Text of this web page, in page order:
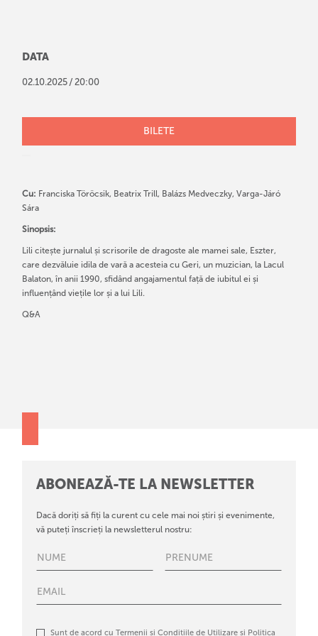
DATA
02.10.2025 / 20:00
BILETE
Cu: Franciska Töröcsik, Beatrix Trill, Balázs Medveczky, Varga-Járó
Sára
Sinopsis:
Lili citește jurnalul și scrisorile de dragoste ale mamei sale, Eszter,
care dezvăluie idila de vară a acesteia cu Geri, un muzician, la Lacul
Balaton, în anii 1990, sfidând angajamentul față de iubitul ei și
influențând viețile lor și a lui Lili.
Q&A
ABONEAZĂ-TE LA NEWSLETTER
Dacă doriți să fiți la curent cu cele mai noi știri și evenimente,
vă puteți înscrieți la newsletterul nostru:
Sunt de acord cu Termenii și Condițiile de Utilizareși Politica